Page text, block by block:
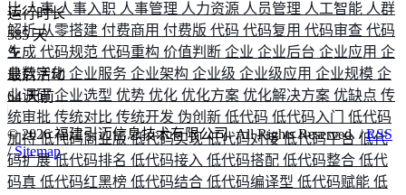
比人事人事入职 人事管理 人力资源 人员管理 人工智能 人群
解析从零搭建 付费商用 付费版 代码 代码复用 代码审查 代码
生成 代码规范 代码重构 价值判断 企业 企业后台 企业应用 企
业数字化 企业服务 企业架构 企业级 企业级应用 企业规模 企
业调研企业选型 优势 优化 优化方案 优化解决方案 优缺点 传
统审批 传统对比 传统开发 伪创新 低代码 低代码入门 低代码
加持低代码商业版低代码实现低代码对接低代码平台 低代
码扩展低代码排名 低代码接入 低代码搭配 低代码整合 低代
码真 低代码红黑榜 低代码结合 低代码编译型 低代码赋能 低
运行时长
585 天
最后活动
64 天前
©2026福建引迈信息技术有限公司. All Rights Reserved. /RSS
/Sitemap